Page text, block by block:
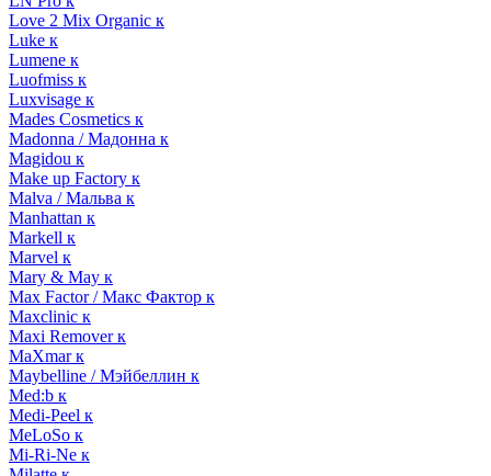
Love 2 Mix Organic к
Luke к
Lumene к
Luofmiss к
Luxvisage к
Mades Cosmetics к
Madonna / Мадонна к
Magidou к
Make up Factory к
Malva / Мальва к
Manhattan к
Markell к
Marvel к
Mary & May к
Max Factor / Макс Фактор к
Maxclinic к
Maxi Remover к
MaXmar к
Maybelline / Мэйбеллин к
Med:b к
Medi-Peel к
MeLoSo к
Mi-Ri-Ne к